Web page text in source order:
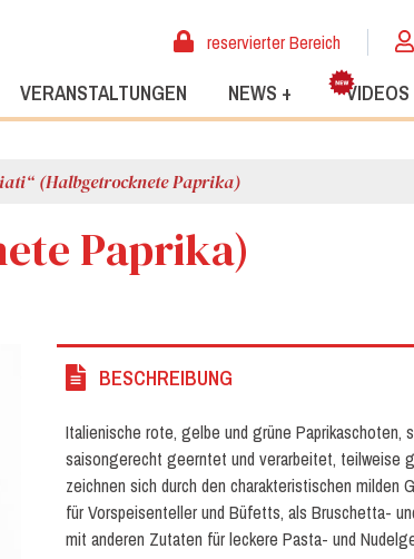
reservierter Bereich
VERANSTALTUNGEN NEWS + VIDEOS
(Halbgetrocknete Paprika)
Paprika)
BESCHREIBUNG
Italienische rote, gelbe und grüne Paprikaschoten,
saisongerecht geerntet und verarbeitet, teilweise
zeichnen sich durch den charakteristischen milden
für Vorspeisenteller und Büfetts, als Bruschetta-
mit anderen Zutaten für leckere Pasta- und